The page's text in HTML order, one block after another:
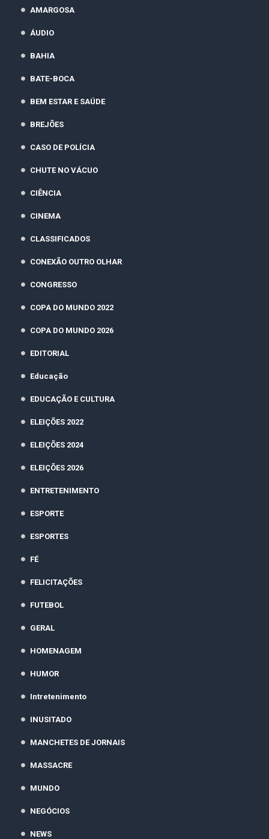
AMARGOSA
ÁUDIO
BAHIA
BATE-BOCA
BEM ESTAR E SAÚDE
BREJÕES
CASO DE POLÍCIA
CHUTE NO VÁCUO
CIÊNCIA
CINEMA
CLASSIFICADOS
CONEXÃO OUTRO OLHAR
CONGRESSO
COPA DO MUNDO 2022
COPA DO MUNDO 2026
EDITORIAL
Educação
EDUCAÇÃO E CULTURA
ELEIÇÕES 2022
ELEIÇÕES 2024
ELEIÇÕES 2026
ENTRETENIMENTO
ESPORTE
ESPORTES
FÉ
FELICITAÇÕES
FUTEBOL
GERAL
HOMENAGEM
HUMOR
Intretenimento
INUSITADO
MANCHETES DE JORNAIS
MASSACRE
MUNDO
NEGÓCIOS
NEWS